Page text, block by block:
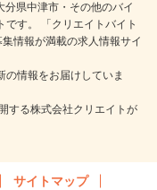
分県中津市・その他のバイ
です。 「クリエイトバイト
情報が満載の求人情報サイ
情報をお届けしていま
する株式会社クリエイトが
サイトマップ